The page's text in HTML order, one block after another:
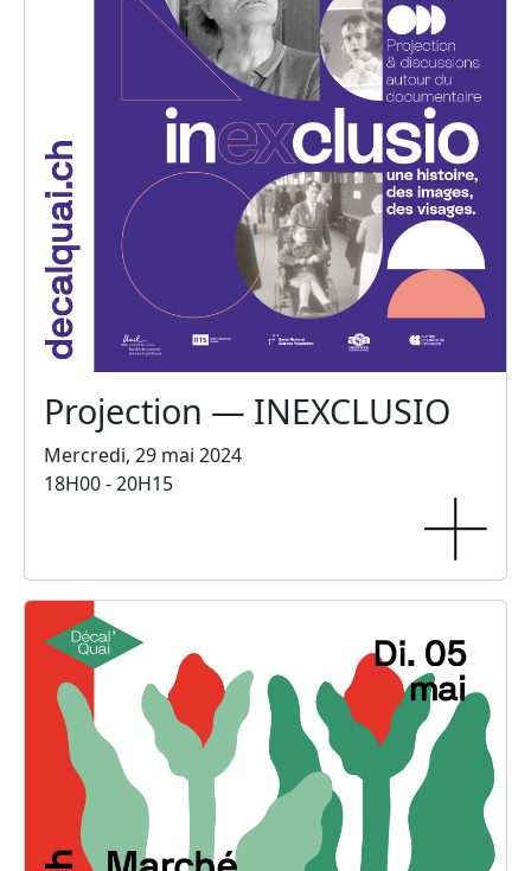
Projection — INEXCLUSIO
Mercredi, 29 mai 2024
18H00 - 20H15